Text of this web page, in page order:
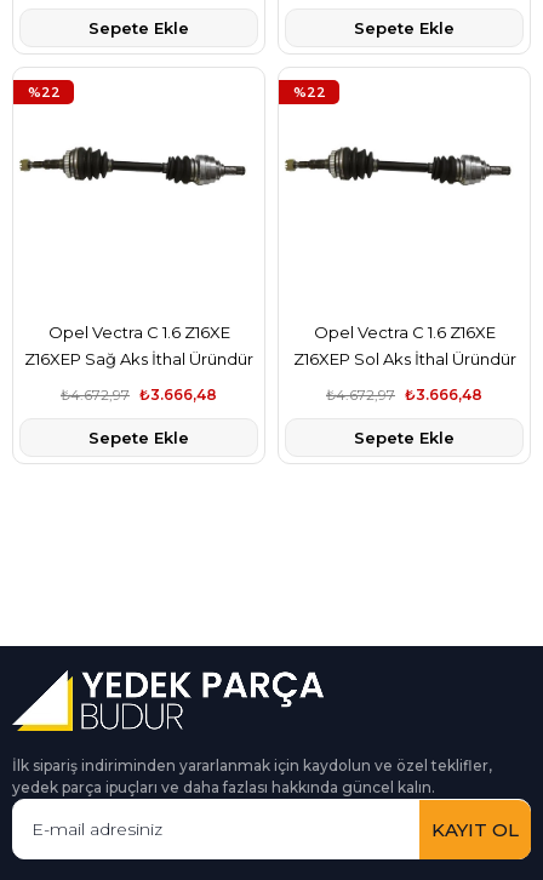
Sepete Ekle Sepete Ekle
Opel Vectra C 1.6 Z16XE
Z16XEP Sağ Aks İthal Üründür
₺3.666,48
₺4.672,97
Sepete Ekle
%22
Opel Vectra C 1.6 Z16XE
Z16XEP Sol Aks İthal Üründür
₺3.666,48
₺4.672,97
Sepete Ekle
%22
İlk sipariş indiriminden yararlanmak için kaydolun ve özel teklifler,
yedek parça ipuçları ve daha fazlası hakkında güncel kalın.
KAYIT OL